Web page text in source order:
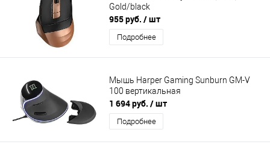
Gold/black
955 руб. / шт
Подробнее
Мышь Harper Gaming Sunburn GM-V
100 вертикальная
1 694 руб. / шт
Подробнее